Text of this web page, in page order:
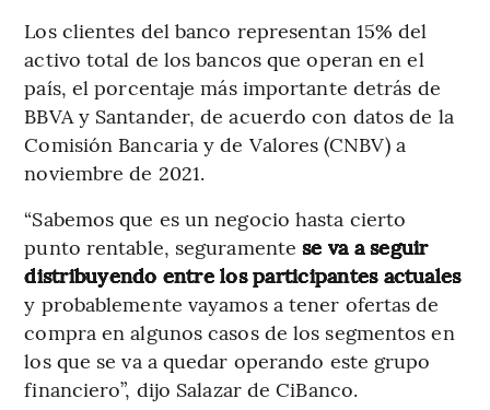
Los clientes del banco representan 15% del
activo total de los bancos que operan en el
país, el porcentaje más importante detrás de
BBVA y Santander, de acuerdo con datos de la
Comisión Bancaria y de Valores (CNBV) a
noviembre de 2021.
“Sabemos que es un negocio hasta cierto
punto rentable, seguramentese va a seguir
distribuyendo entre los participantes actuales
y probablemente vayamos a tener ofertas de
compra en algunos casos de los segmentos en
los que se va a quedar operando este grupo
financiero”, dijo Salazar de CiBanco.